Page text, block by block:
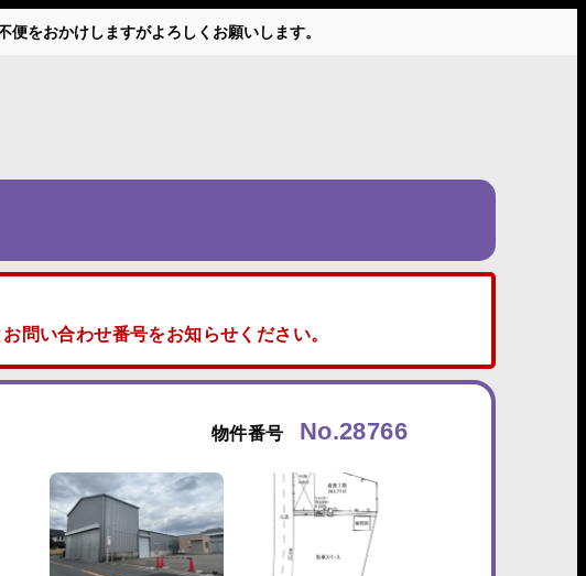
をおかけしますがよろしくお願いします。
問い合わせ番号をお知らせください。
物件番号 No.28766